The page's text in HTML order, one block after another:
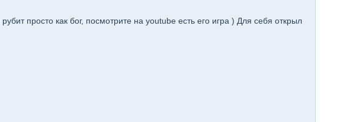
просто как бог, посмотрите на youtube есть его игра ) Для себя открыл